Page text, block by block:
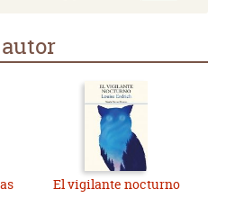
El vigilante nocturno